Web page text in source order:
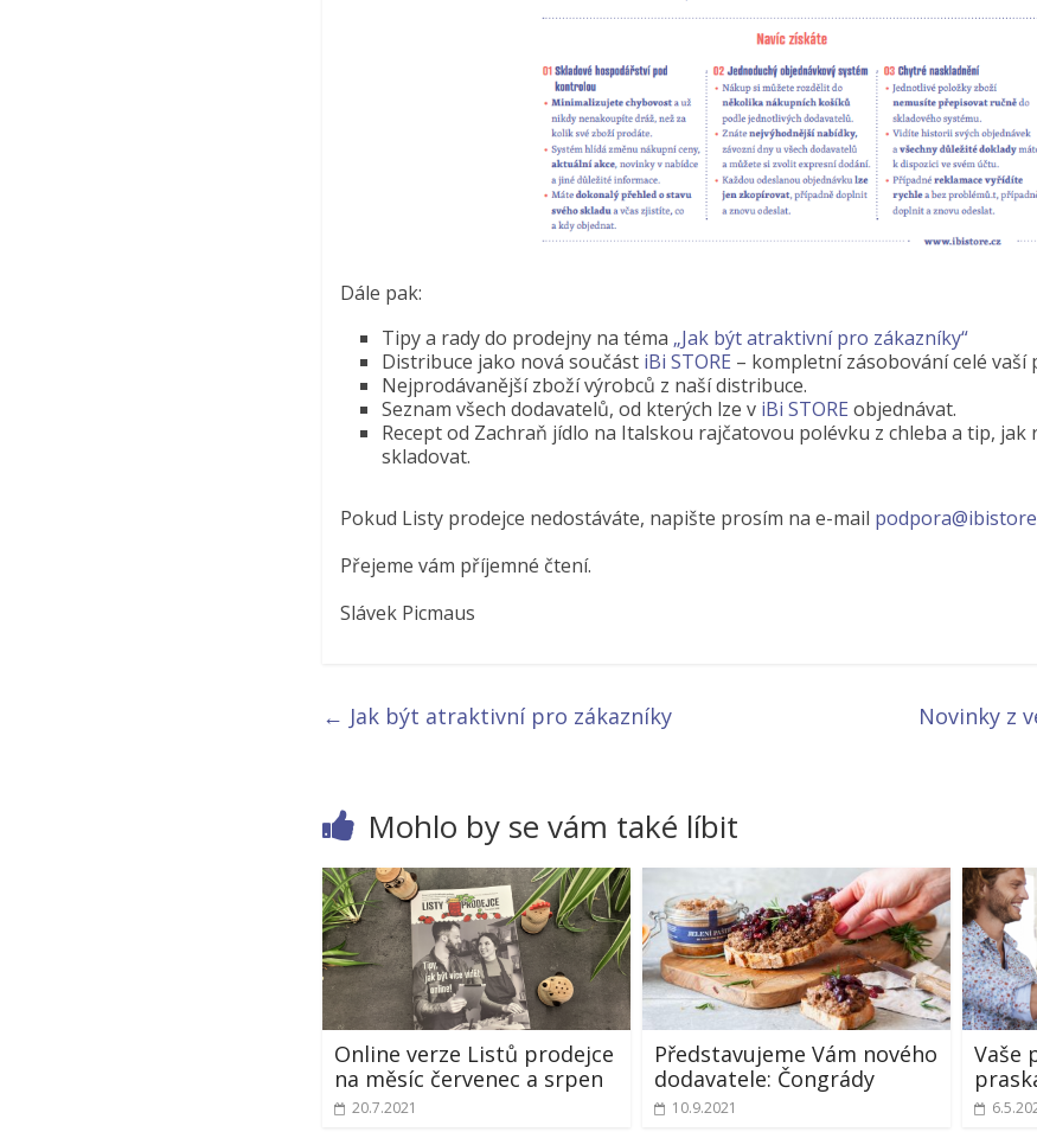
Dále pak:
Tipy a rady do prodejny na téma „Jak být atraktivní pro zákazníky“
Distribuce jako nová součást iBi STORE – kompletní zásobování celé vaší
Nejprodávanější zboží výrobců z naší distribuce.
Seznam všech dodavatelů, od kterých lze v iBi STORE objednávat.
Recept od Zachraň jídlo na Italskou rajčatovou polévku z chleba a tip, jak
skladovat.
Pokud Listy prodejce nedostáváte, napište prosím na e-mail
Přejeme vám příjemné čtení.
Slávek Picmaus
← Jak být atraktivní pro zákazníky Novinky z
Mohlo by se vám také líbit
Online verze Listů prodejce
na měsíc červenec a srpen
20.7.2021
Představujeme Vám nového
dodavatele: Čongrády
10.9.2021
Vaše